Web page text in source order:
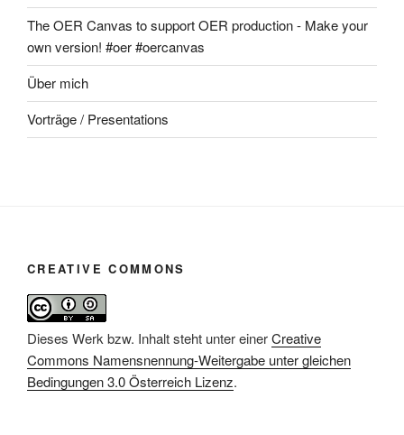
The OER Canvas to support OER production - Make your
own version! #oer #oercanvas
Über mich
Vorträge / Presentations
CREATIVE COMMONS
Dieses Werk bzw. Inhalt steht unter einerCreative
Commons Namensnennung-Weitergabe unter gleichen
Bedingungen 3.0 Österreich Lizenz.